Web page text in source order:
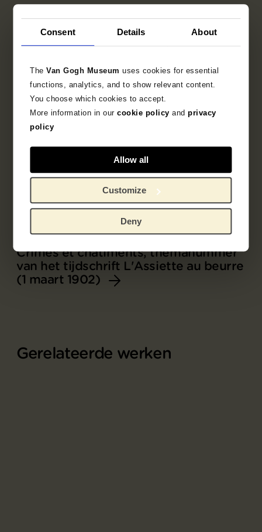
Consent Details About
TheVan Gogh Museumuses cookies for essential
functions, analytics, and to show relevant content.
You choose which cookies to accept.
More information in ourcookie policy andprivacy
policy
Allow all
Customize
Deny
Onderdeel van
Crimes et châtiments, themanummer
van het tijdschrift L'Assiette au beurre
(1 maart 1902)
Gerelateerde werken